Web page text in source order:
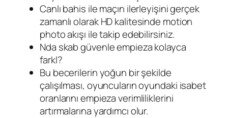
Canlı bahis ile maçın ilerleyişini gerçek
zamanlı olarak HD kalitesinde motion
photo akışı ile takip edebilirsiniz.
Nda skab güvenle empieza kolayca
farkl?
Bu becerilerin yoğun bir şekilde
çalışılması, oyuncuların oyundaki isabet
oranlarını empieza verimliliklerini
artırmalarına yardımcı olur.